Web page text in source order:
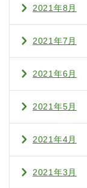
2021年8月
2021年7月
2021年6月
2021年5月
2021年4月
2021年3月